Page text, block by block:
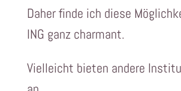
Daher finde ich diese
ING ganz charmant.
Vielleicht bieten andere